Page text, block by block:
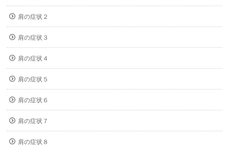
肩の症状２
肩の症状３
肩の症状４
肩の症状５
肩の症状６
肩の症状７
肩の症状８